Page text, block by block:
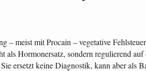
– meist mit Procain – vegetative
Hormonersatz, sondern regulierend
ersetzt keine Diagnostik, kann aber als